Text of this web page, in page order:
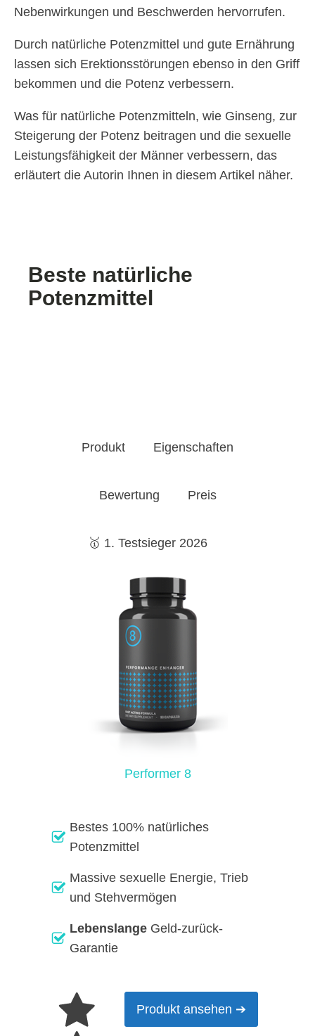
Nebenwirkungen und Beschwerden hervorrufen.
Durch natürliche Potenzmittel und gute Ernährung
lassen sich Erektionsstörungen ebenso in den Griff
bekommen und die Potenz verbessern.
Was für natürliche Potenzmitteln, wie Ginseng, zur
Steigerung der Potenz beitragen und die sexuelle
Leistungsfähigkeit der Männer verbessern, das
erläutert die Autorin Ihnen in diesem Artikel näher.
Beste natürliche
Potenzmittel
Produkt Eigenschaften
Bewertung Preis
🥇 1. Testsieger 2026
Performer 8
Bestes 100% natürliches
Potenzmittel
Massive sexuelle Energie, Trieb
und Stehvermögen
Lebenslange Geld-zurück-
Garantie
Produkt ansehen ➔